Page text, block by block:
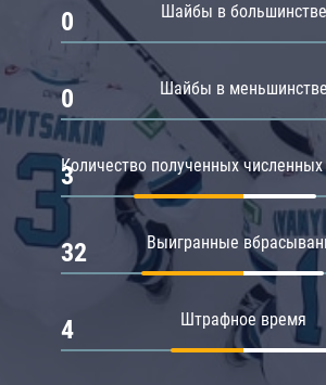
Шайбы в большинстве
0
Шайбы в меньшинстве
0
Количество полученных
3
Выигранные
32
Штрафное время
4